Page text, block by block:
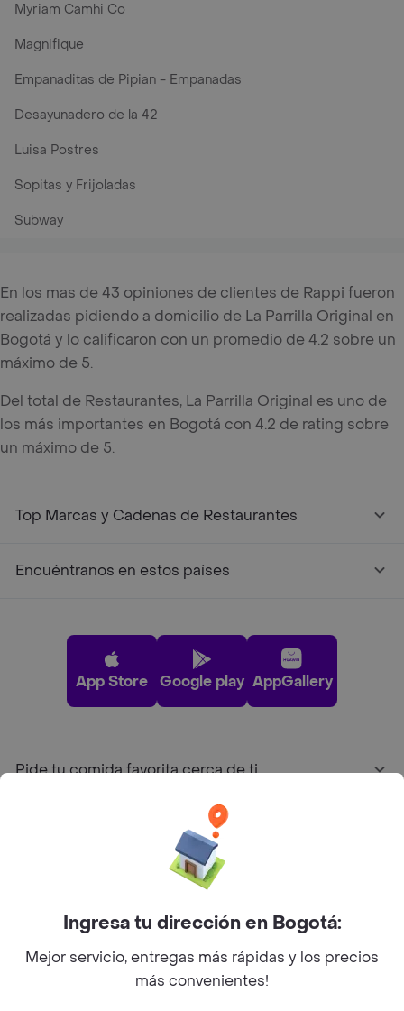
Myriam Camhi Co
Magnifique
Empanaditas de Pipian - Empanadas
Desayunadero de la 42
Luisa Postres
Sopitas y Frijoladas
Subway
En los mas de 43 opiniones de clientes de Rappi fueron
realizadas pidiendo a domicilio de La Parrilla Original en
Bogotá y lo calificaron con un promedio de 4.2 sobre un
máximo de 5.
Del total de Restaurantes, La Parrilla Original es uno de
los más importantes en Bogotá con 4.2 de rating sobre
un máximo de 5.
Top Marcas y Cadenas de Restaurantes
Encuéntranos en estos países
App Store Google play AppGallery
Pide tu comida favorita cerca de ti
Sobre Rappi
Facebook
Twitter
Instagram
Ingresa tu dirección en Bogotá:
Mejor servicio, entregas más rápidas y los precios
más convenientes!